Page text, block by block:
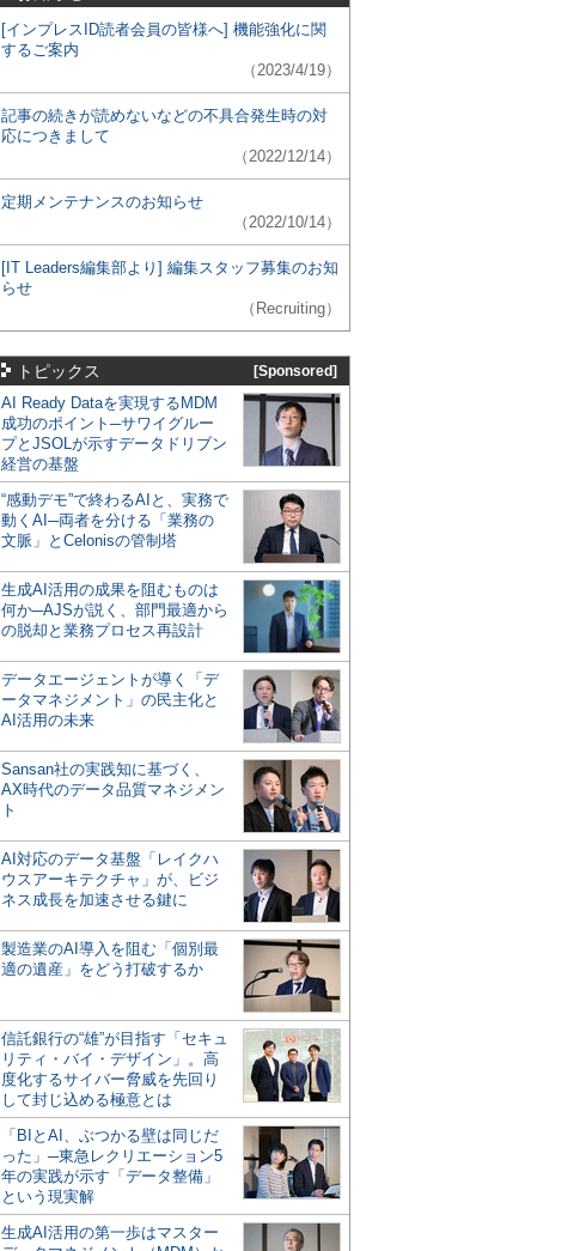
[インプレスID読者会員の皆様へ] 機能強化に関
するご案内
（2023/4/19）
記事の続きが読めないなどの不具合発生時の対
応につきまして
（2022/12/14）
定期メンテナンスのお知らせ
（2022/10/14）
[IT Leaders編集部より] 編集スタッフ募集のお知
らせ
（Recruiting）
トピックス [Sponsored]
AI Ready Dataを実現するMDM
成功のポイント─サワイグルー
プとJSOLが示すデータドリブン
経営の基盤
“感動デモ”で終わるAIと、実務で
動くAI─両者を分ける「業務の
文脈」とCelonisの管制塔
生成AI活用の成果を阻むものは
何か─AJSが説く、部門最適から
の脱却と業務プロセス再設計
データエージェントが導く「デ
ータマネジメント」の民主化と
AI活用の未来
Sansan社の実践知に基づく、
AX時代のデータ品質マネジメン
ト
AI対応のデータ基盤「レイクハ
ウスアーキテクチャ」が、ビジ
ネス成長を加速させる鍵に
製造業のAI導入を阻む「個別最
適の遺産」をどう打破するか
信託銀行の“雄”が目指す「セキュ
リティ・バイ・デザイン」。高
度化するサイバー脅威を先回り
して封じ込める極意とは
「BIとAI、ぶつかる壁は同じだ
った」─東急レクリエーション5
年の実践が示す「データ整備」
という現実解
生成AI活用の第一歩はマスター